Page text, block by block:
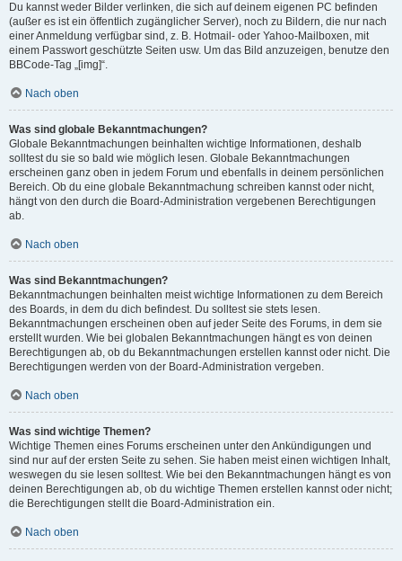
Du kannst weder Bilder verlinken, die sich auf deinem eigenen PC befinden
(außer es ist ein öffentlich zugänglicher Server), noch zu Bildern, die nur nach
einer Anmeldung verfügbar sind, z. B. Hotmail- oder Yahoo-Mailboxen, mit
einem Passwort geschützte Seiten usw. Um das Bild anzuzeigen, benutze den
BBCode-Tag „[img]“.
Nach oben
Was sind globale Bekanntmachungen?
Globale Bekanntmachungen beinhalten wichtige Informationen, deshalb
solltest du sie so bald wie möglich lesen. Globale Bekanntmachungen
erscheinen ganz oben in jedem Forum und ebenfalls in deinem persönlichen
Bereich. Ob du eine globale Bekanntmachung schreiben kannst oder nicht,
hängt von den durch die Board-Administration vergebenen Berechtigungen
ab.
Nach oben
Was sind Bekanntmachungen?
Bekanntmachungen beinhalten meist wichtige Informationen zu dem Bereich
des Boards, in dem du dich befindest. Du solltest sie stets lesen.
Bekanntmachungen erscheinen oben auf jeder Seite des Forums, in dem sie
erstellt wurden. Wie bei globalen Bekanntmachungen hängt es von deinen
Berechtigungen ab, ob du Bekanntmachungen erstellen kannst oder nicht. Die
Berechtigungen werden von der Board-Administration vergeben.
Nach oben
Was sind wichtige Themen?
Wichtige Themen eines Forums erscheinen unter den Ankündigungen und
sind nur auf der ersten Seite zu sehen. Sie haben meist einen wichtigen Inhalt,
weswegen du sie lesen solltest. Wie bei den Bekanntmachungen hängt es von
deinen Berechtigungen ab, ob du wichtige Themen erstellen kannst oder nicht;
die Berechtigungen stellt die Board-Administration ein.
Nach oben